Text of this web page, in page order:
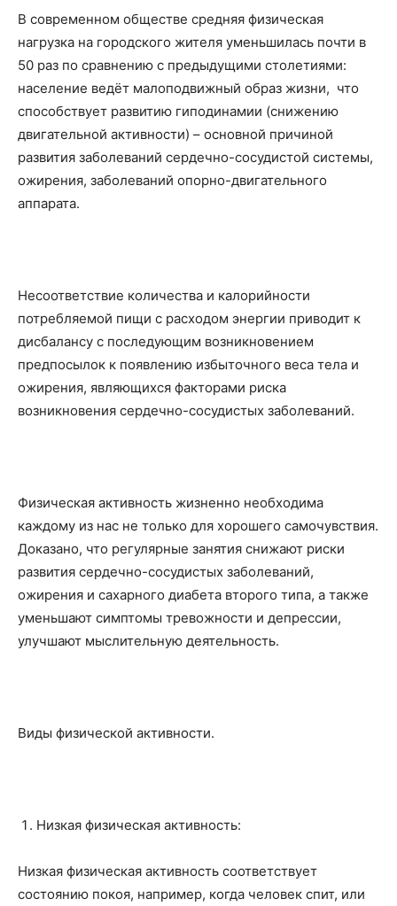
В современном обществе средняя физическая
нагрузка на городского жителя уменьшилась почти в
50 раз по сравнению с предыдущими столетиями:
население ведёт малоподвижный образ жизни, что
способствует развитию гиподинамии (снижению
двигательной активности) – основной причиной
развития заболеваний сердечно-сосудистой системы,
ожирения, заболеваний опорно-двигательного
аппарата.
Несоответствие количества и калорийности
потребляемой пищи с расходом энергии приводит к
дисбалансу с последующим возникновением
предпосылок к появлению избыточного веса тела и
ожирения, являющихся факторами риска
возникновения сердечно-сосудистых заболеваний.
Физическая активность жизненно необходима
каждому из нас не только для хорошего самочувствия.
Доказано, что регулярные занятия снижают риски
развития сердечно-сосудистых заболеваний,
ожирения и сахарного диабета второго типа, а также
уменьшают симптомы тревожности и депрессии,
улучшают мыслительную деятельность.
Виды физической активности.
Низкая физическая активность:
Низкая физическая активность соответствует
состоянию покоя, например, когда человек спит, или